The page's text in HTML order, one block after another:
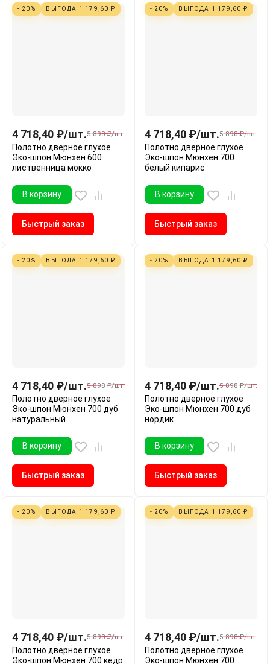
- 20% ВЫГОДА 1 179,60 ₽
4 718,40 ₽/шт.5 898 ₽/шт.
Полотно дверное глухое
Эко-шпон Мюнхен 600
лиственница мокко
В корзину
Быстрый заказ
- 20% ВЫГОДА 1 179,60 ₽
4 718,40 ₽/шт.5 898 ₽/шт.
Полотно дверное глухое
Эко-шпон Мюнхен 700
белый кипарис
В корзину
Быстрый заказ
- 20% ВЫГОДА 1 179,60 ₽
4 718,40 ₽/шт.5 898 ₽/шт.
Полотно дверное глухое
Эко-шпон Мюнхен 700 дуб
натуральный
В корзину
Быстрый заказ
- 20% ВЫГОДА 1 179,60 ₽
4 718,40 ₽/шт.5 898 ₽/шт.
Полотно дверное глухое
Эко-шпон Мюнхен 700 дуб
нордик
В корзину
Быстрый заказ
- 20% ВЫГОДА 1 179,60 ₽
4 718,40 ₽/шт.5 898 ₽/шт.
Полотно дверное глухое
Эко-шпон Мюнхен 700 кедр
- 20% ВЫГОДА 1 179,60 ₽
4 718,40 ₽/шт.5 898 ₽/шт.
Полотно дверное глухое
Эко-шпон Мюнхен 700